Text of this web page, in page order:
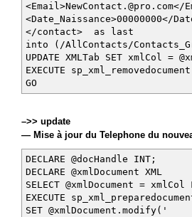
<Email>NewContact.@pro.com</
<Date_Naissance>00000000</
</contact> as last
into (/AllContacts/
UPDATE XMLTab SET xmlCol =
EXECUTE
GO
–>> update
— Mise à jour du Telephone du
DECLARE @docHandle INT;
DECLARE @xmlDocument XML
SELECT @xmlDocument = xmlCol
EXECUTE
SET @xmlDocument.modify('